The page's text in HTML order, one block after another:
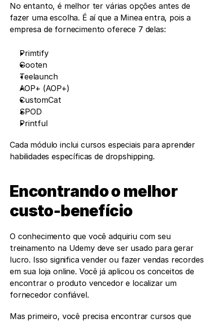
No entanto, é melhor ter várias opções antes de
fazer uma escolha. É aí que a Minea entra, pois a
empresa de fornecimento oferece 7 delas:
Primtify
Gooten
Teelaunch
AOP+ (AOP+)
CustomCat
SPOD
Printful
Cada módulo inclui cursos especiais para aprender
habilidades específicas de dropshipping.
Encontrando o melhor
custo-benefício
O conhecimento que você adquiriu com seu
treinamento na Udemy deve ser usado para gerar
lucro. Isso significa vender ou fazer vendas recordes
em sua loja online. Você já aplicou os conceitos de
encontrar o produto vencedor e localizar um
fornecedor confiável.
Mas primeiro, você precisa encontrar cursos que